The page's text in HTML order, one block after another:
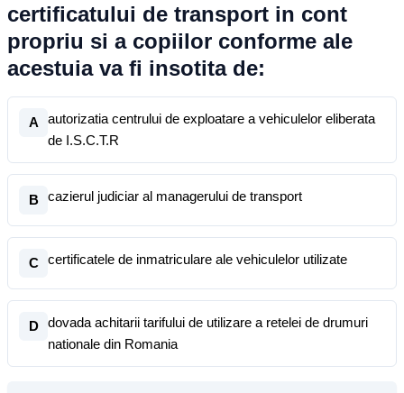
certificatului de transport in cont
propriu si a copiilor conforme ale
acestuia va fi insotita de:
A
autorizatia centrului de exploatare a vehiculelor eliberata
de I.S.C.T.R
B cazierul judiciar al managerului de transport
C certificatele de inmatriculare ale vehiculelor utilizate
D
dovada achitarii tarifului de utilizare a retelei de drumuri
nationale din Romania